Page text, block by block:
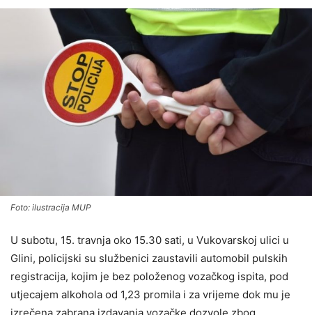
Foto: ilustracija MUP
U subotu, 15. travnja oko 15.30 sati, u Vukovarskoj ulici u
Glini, policijski su službenici zaustavili automobil pulskih
registracija, kojim je bez položenog vozačkog ispita, pod
utjecajem alkohola od 1,23 promila i za vrijeme dok mu je